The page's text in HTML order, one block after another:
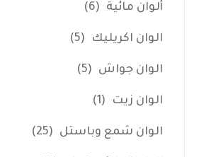
ألوان مائية (6)
الوان اكريليك (5)
الوان جواش (5)
الوان زيت (1)
الوان شمع وباستل (25)